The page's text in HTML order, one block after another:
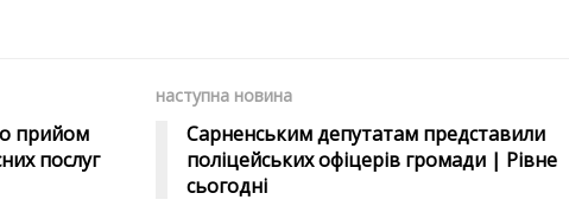
прийом
послуг
наступна новина
Сарненським депутатам представили
поліцейських офіцерів громади | Рівне
сьогодні